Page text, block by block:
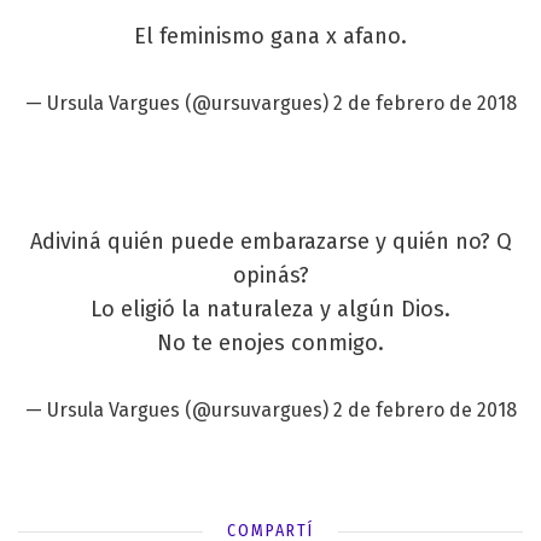
El feminismo gana x afano.
— Ursula Vargues (@ursuvargues) 2 de febrero de 2018
Adiviná quién puede embarazarse y quién no? Q
opinás?
Lo eligió la naturaleza y algún Dios.
No te enojes conmigo.
— Ursula Vargues (@ursuvargues) 2 de febrero de 2018
COMPARTÍ